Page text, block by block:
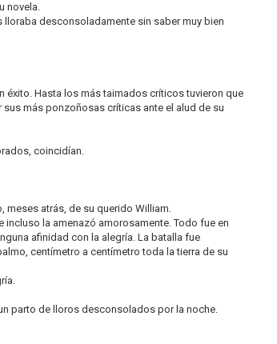
novela.
desconsoladamente sin saber muy bien
éxito. Hasta los más taimados críticos tuvieron que
más ponzoñosas críticas ante el alud de su
coincidían.
meses atrás, de su querido William.
incluso la amenazó amorosamente. Todo fue en
afinidad con la alegría. La batalla fue
centímetro a centímetro toda la tierra de su
parto de lloros desconsolados por la noche.